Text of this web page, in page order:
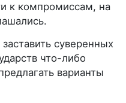
к компромиссам, на
суверенных
что-либо
варианты